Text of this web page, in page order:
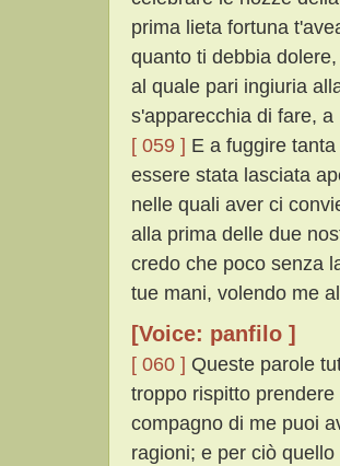
prima lieta fortuna
quanto ti debbia
al quale pari ingiuria
s'apparecchia di fare,
[ 059 ] E a fuggire
essere stata lasciata
nelle quali aver ci
alla prima delle due
credo che poco senza
tue mani, volendo me
[Voice: panfilo ]
[ 060 ] Queste parole
troppo rispitto
compagno di me puoi
ragioni; e per ciò